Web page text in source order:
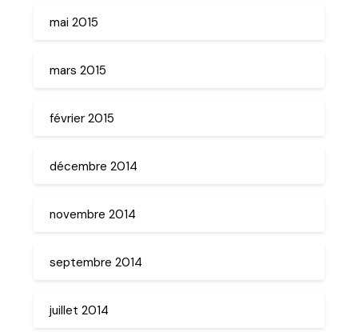
mai 2015
mars 2015
février 2015
décembre 2014
novembre 2014
septembre 2014
juillet 2014